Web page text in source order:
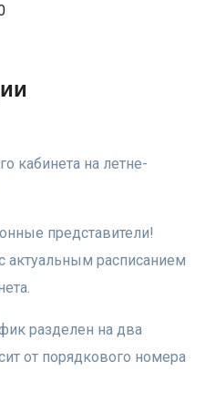
кабинета на летне-
представители!
актуальным расписанием
разделен на два
от порядкового номера